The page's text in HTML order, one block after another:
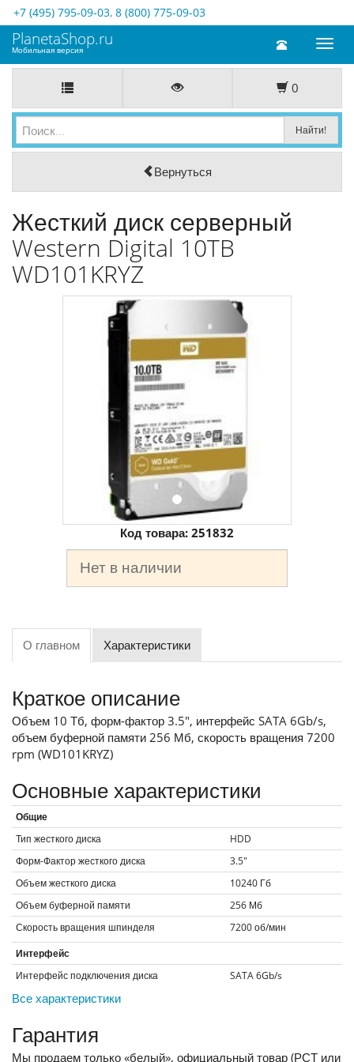
+7 (495) 795-09-03, 8 (800) 775-09-03
Toggle
PlanetaShop.ru
Мобильная версия
0
Вернуться
Жесткий диск серверный
Western Digital 10TB
WD101KRYZ
Код товара: 251832
Нет в наличии
О главном Характеристики
Краткое описание
Объем 10 Тб, форм-фактор 3.5", интерфейс SATA 6Gb/s,
объем буферной памяти 256 Мб, скорость вращения 7200
rpm (WD101KRYZ)
Основные характеристики
Общие
Тип жесткого диска
HDD
Форм-Фактор жесткого диска
3.5"
Объем жесткого диска
10240 Гб
Объем буферной памяти
256 Мб
Скорость вращения шпинделя
7200об/мин
Интерфейс
Интерфейс подключения диска
SATA 6Gb/s
Все характеристики
Гарантия
Мы продаем только «белый», официальный товар (РСТ или